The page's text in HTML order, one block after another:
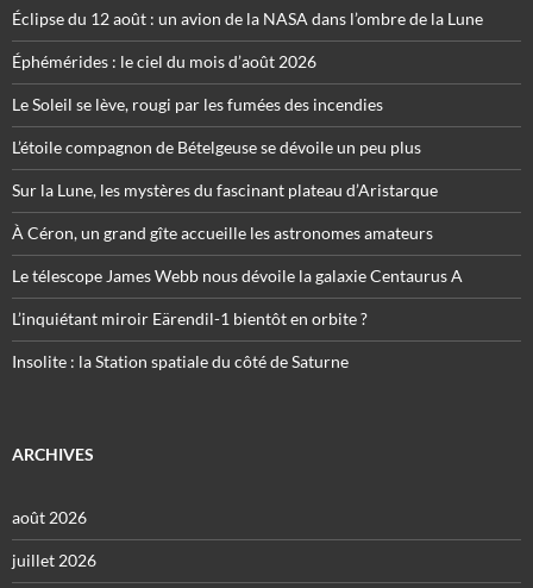
Éclipse du 12 août : un avion de la NASA dans l’ombre de la Lune
Éphémérides : le ciel du mois d’août 2026
Le Soleil se lève, rougi par les fumées des incendies
L’étoile compagnon de Bételgeuse se dévoile un peu plus
Sur la Lune, les mystères du fascinant plateau d’Aristarque
À Céron, un grand gîte accueille les astronomes amateurs
Le télescope James Webb nous dévoile la galaxie Centaurus A
L’inquiétant miroir Eärendil-1 bientôt en orbite ?
Insolite : la Station spatiale du côté de Saturne
ARCHIVES
août 2026
juillet 2026